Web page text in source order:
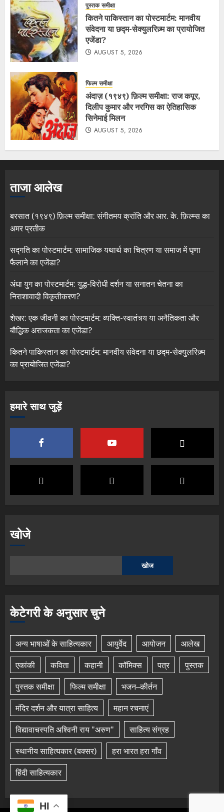
पुस्तक समीक्षा
कितने पाकिस्तान का पोस्टमार्टम: मानवीय
संवेदना या छद्म-सेक्युलरिज़्म का प्रायोजित
एजेंडा?
AUGUST 5, 2026
फिल्म समीक्षा
अंदाज़ (१९४९) फ़िल्म समीक्षा: राज कपूर,
दिलीप कुमार और नरगिस का ऐतिहासिक
सिनेमाई मिलन
AUGUST 5, 2026
ताजा आलेख
बरसात (१९४९) फ़िल्म समीक्षा: संगीतमय क्रांति और आर. के. फ़िल्म्स का
अमर प्रतीक
सद्गति का पोस्टमार्टम: सामाजिक यथार्थ का चित्रण या समाज में घृणा
फैलाने का एजेंडा?
अंधा युग का पोस्टमार्टम: युद्ध-विरोधी दर्शन या सनातन चेतना का
निराशावादी विकृतीकरण?
शेखर: एक जीवनी का पोस्टमार्टम: व्यक्ति-स्वातंत्र्य या अनैतिकता और
बौद्धिक अराजकता का एजेंडा?
कितने पाकिस्तान का पोस्टमार्टम: मानवीय संवेदना या छद्म-सेक्युलरिज़्म
का प्रायोजित एजेंडा?
हमारे साथ जुड़ें
खोजे
खोज
केटेगरी के अनुसार चुने
अन्य भाषाओं के साहित्यकार आयुर्वेद आयोजन
आलेख
एकांकी
कविता कहानी कॉमिक्स पत्र
पुस्तक
पुस्तक समीक्षा
फिल्म समीक्षा
भजन–कीर्तन
मंदिर दर्शन और यात्रा साहित्य
महान रचनाएं
विद्यावाचस्पति अश्विनी राय "अरुण"
साहित्य संग्रह
स्थानीय साहित्यकार (बक्सर)
हरा भारत हरा गाँव
हिंदी साहित्यकार
HI